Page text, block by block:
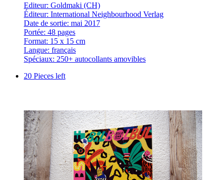
Editeur: Goldmaki (CH)
Éditeur: International Neighbourhood Verlag
Date de sortie: mai 2017
Portée: 48 pages
Format: 15 x 15 cm
Langue: français
Spéciaux: 250+ autocollants amovibles
20 Pieces left